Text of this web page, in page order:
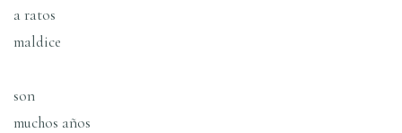
a ratos
maldice
son
muchos años